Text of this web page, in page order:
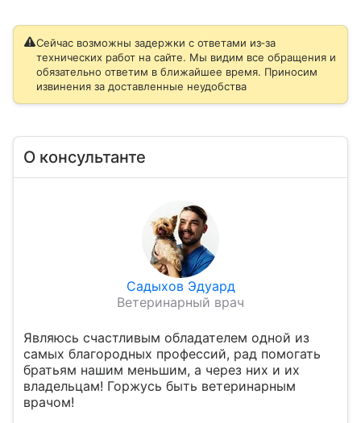
Сейчас возможны задержки с ответами из‑за
технических работ на сайте. Мы видим все обращения и
обязательно ответим в ближайшее время. Приносим
извинения за доставленные неудобства
О консультанте
Садыхов Эдуард
Ветеринарный врач
Являюсь счастливым обладателем одной из
самых благородных профессий, рад помогать
братьям нашим меньшим, а через них и их
владельцам! Горжусь быть ветеринарным
врачом!